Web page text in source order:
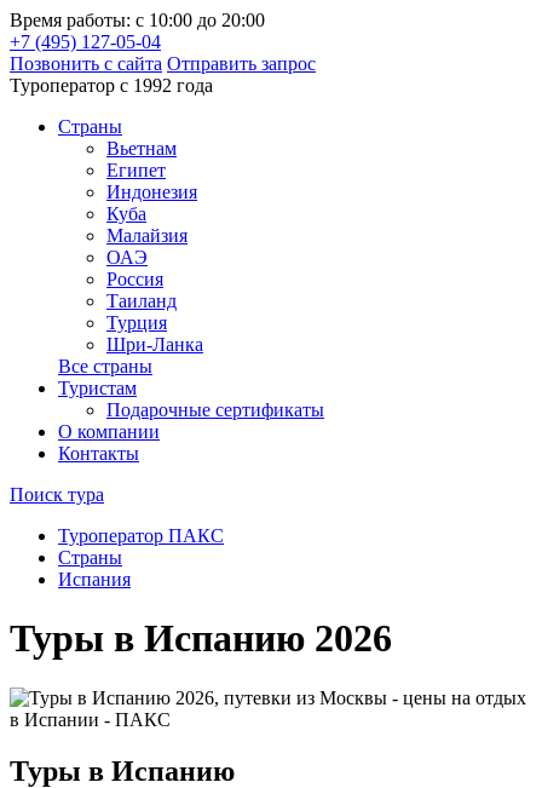
Время работы: с 10:00 до 20:00
+7 (495) 127-05-04
Позвонить с сайта Отправить запрос
Туроператор с 1992 года
Cтраны
Вьетнам
Египет
Индонезия
Куба
Малайзия
ОАЭ
Россия
Таиланд
Турция
Шри-Ланка
Все страны
Туристам
Подарочные сертификаты
О компании
Контакты
Поиск тура
Туроператор ПАКС
Cтраны
Испания
Туры в Испанию 2026
Туры в Испанию